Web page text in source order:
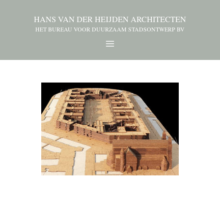
HANS VAN DER HEIJDEN ARCHITECTEN
HET BUREAU VOOR DUURZAAM STADSONTWERP BV